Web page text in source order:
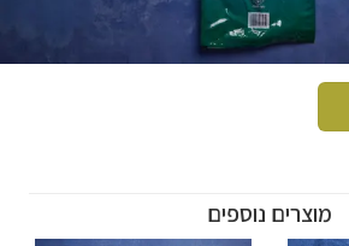
מוצרים נוספים